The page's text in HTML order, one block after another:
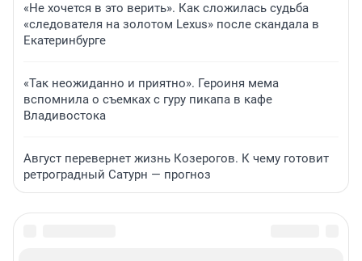
«Не хочется в это верить». Как сложилась судьба
«следователя на золотом Lexus» после скандала в
Екатеринбурге
«Так неожиданно и приятно». Героиня мема
вспомнила о съемках с гуру пикапа в кафе
Владивостока
Август перевернет жизнь Козерогов. К чему готовит
ретроградный Сатурн — прогноз